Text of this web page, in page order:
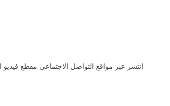
انتشر عبر مواقع التواصل الاجتماعي مقطع